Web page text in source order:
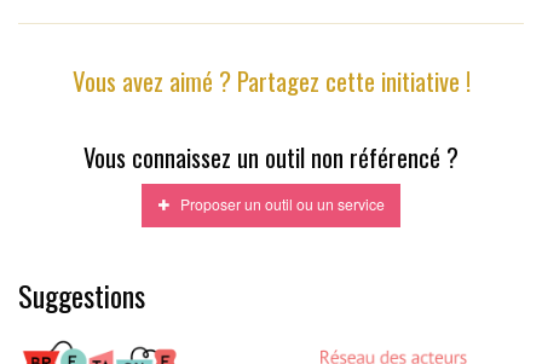
Vous avez aimé ? Partagez cette initiative !
Vous connaissez un outil non référencé ?
Proposer un outil ou un service
Suggestions